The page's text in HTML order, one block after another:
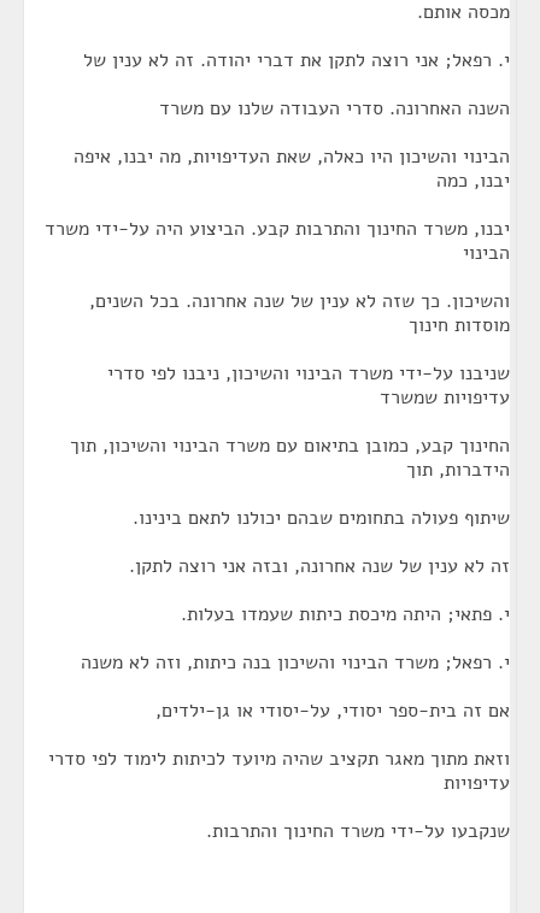
מכסה אותם.
י. רפאל; אני רוצה לתקן את דברי יהודה. זה לא ענין של
השנה האחרונה. סדרי העבודה שלנו עם משרד
הבינוי והשיכון היו כאלה, שאת העדיפויות, מה יבנו, איפה
יבנו, כמה
יבנו, משרד החינוך והתרבות קבע. הביצוע היה על-ידי משרד
הבינוי
והשיכון. כך שזה לא ענין של שנה אחרונה. בכל השנים,
מוסדות חינוך
שניבנו על-ידי משרד הבינוי והשיכון, ניבנו לפי סדרי
עדיפויות שמשרד
החינוך קבע, כמובן בתיאום עם משרד הבינוי והשיכון, תוך
הידברות, תוך
שיתוף פעולה בתחומים שבהם יכולנו לתאם בינינו.
זה לא ענין של שנה אחרונה, ובזה אני רוצה לתקן.
י. פתאי; היתה מיכסת כיתות שעמדו בעלות.
י. רפאל; משרד הבינוי והשיכון בנה כיתות, וזה לא משנה
אם זה בית-ספר יסודי, על-יסודי או גן-ילדים,
וזאת מתוך מאגר תקציב שהיה מיועד לכיתות לימוד לפי סדרי
עדיפויות
שנקבעו על-ידי משרד החינוך והתרבות.